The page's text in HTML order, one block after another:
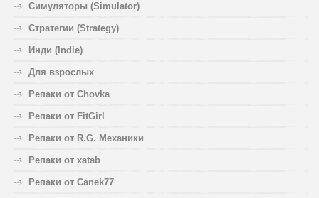
Симуляторы (Simulator)
Стратегии (Strategy)
Инди (Indie)
Для взрослых
Репаки от Chovka
Репаки от FitGirl
Репаки от R.G. Механики
Репаки от xatab
Репаки от Canek77